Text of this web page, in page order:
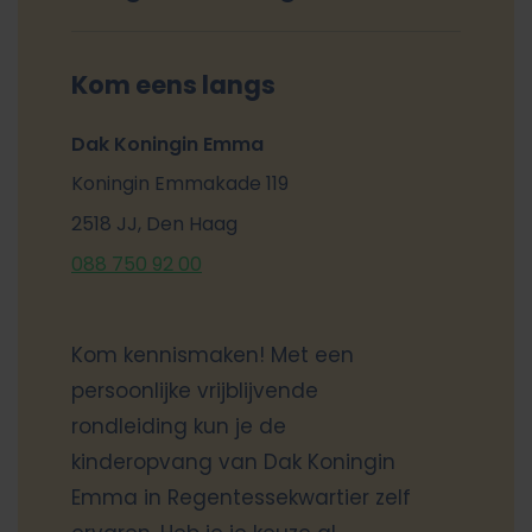
Kom eens langs
Dak Koningin Emma
Koningin Emmakade 119
2518 JJ, Den Haag
088 750 92 00
Kom kennismaken! Met een
persoonlijke vrijblijvende
rondleiding kun je de
kinderopvang van Dak Koningin
Emma in Regentessekwartier zelf